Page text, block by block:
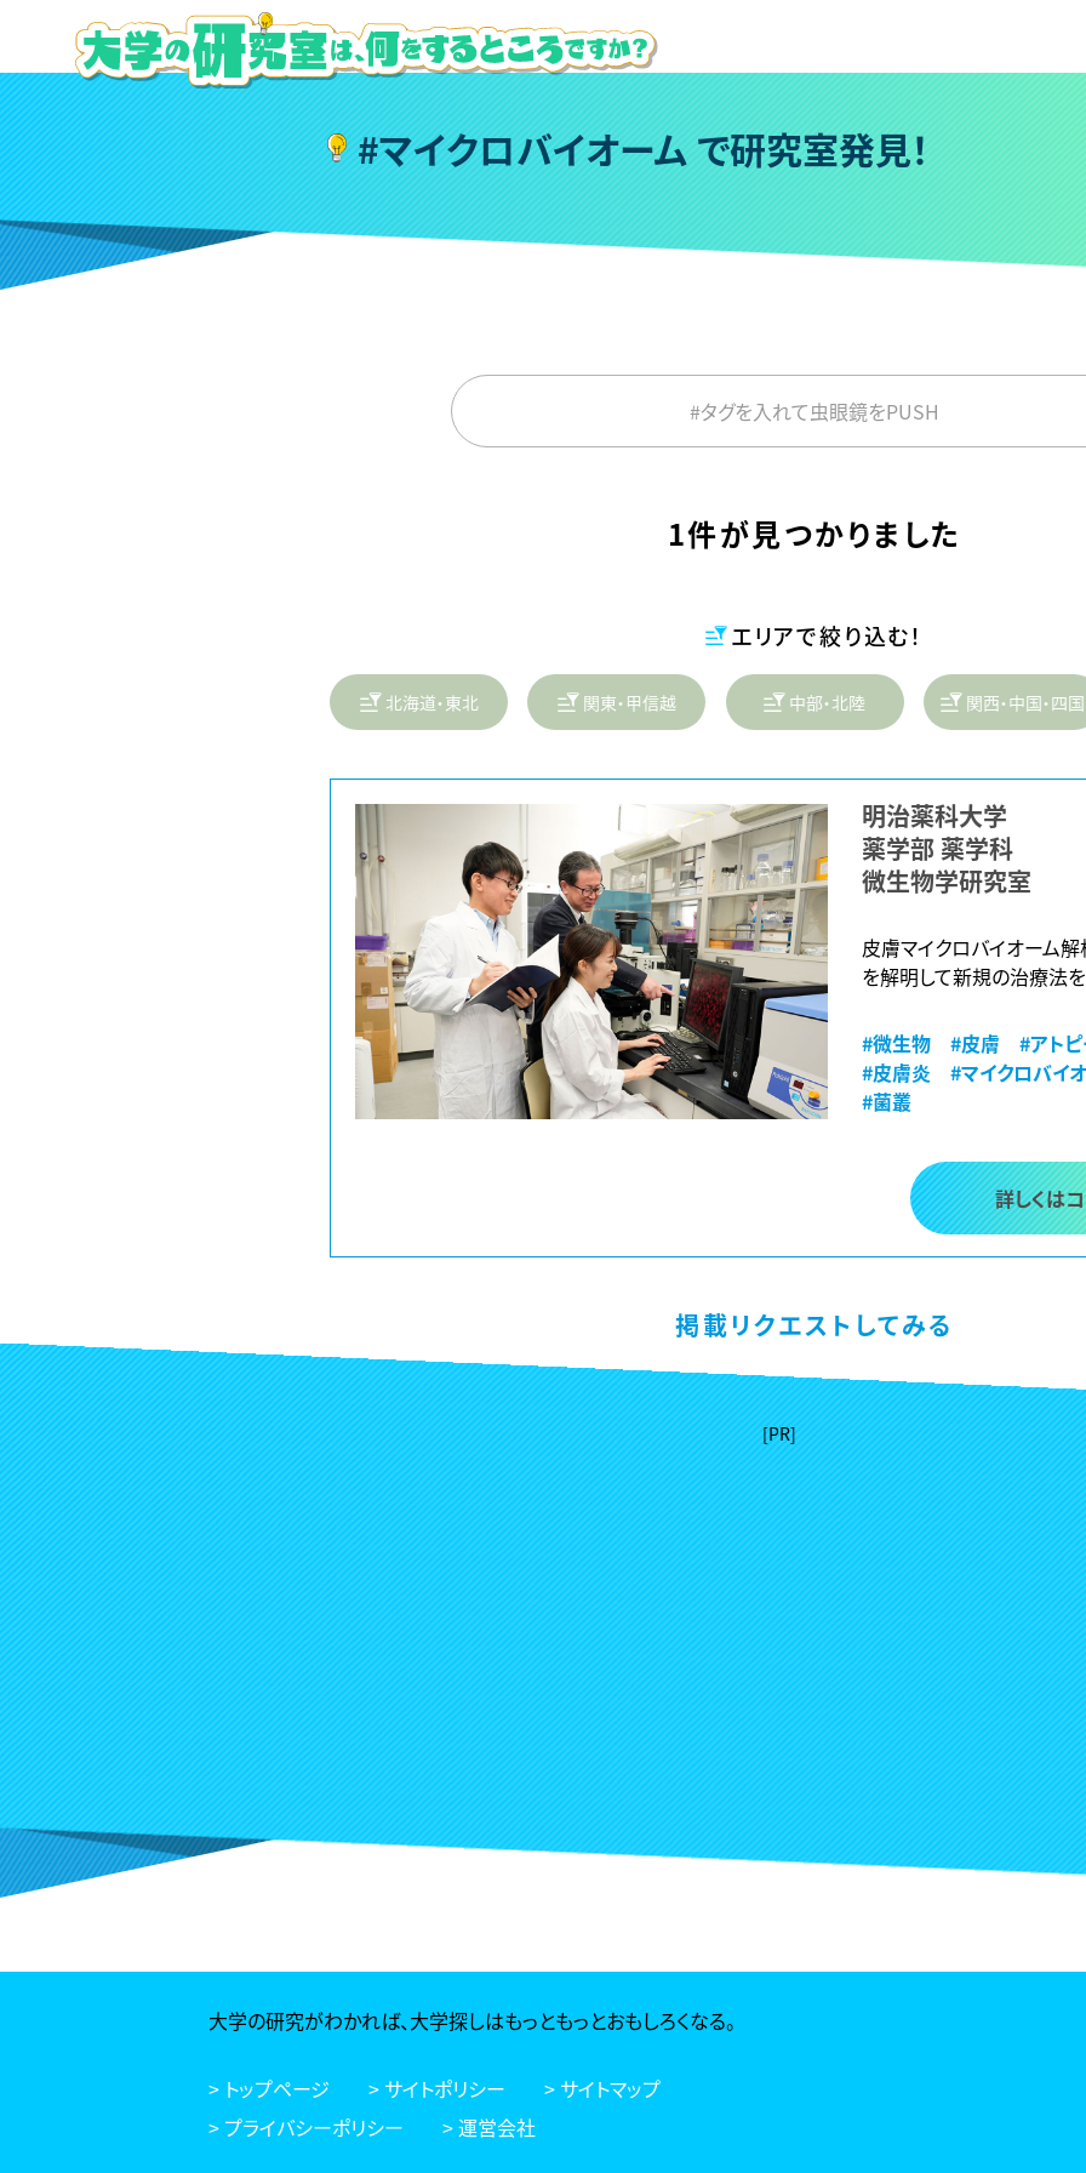
#マイクロバイオームで研究室発見！
#タグを入れて虫眼鏡をPUSH
1件が見つかりました
エリアで絞り込む！
北海道・東北 関東・甲信越 中部・北陸 関西・中国・四国
明治薬科大学
薬学部 薬学科
微生物学研究室
皮膚マイクロバイオーム
を解明して新規の治療法
#微生物 #皮膚
#アト
#皮膚炎
#マイクロバイ
#菌叢
詳しくは
掲載リクエストしてみる
大学の研究がわかれば、大学探しはもっともっとおもしろくなる。
> トップページ > サイトポリシー
> サイトマップ
> プライバシーポリシー
> 運営会社